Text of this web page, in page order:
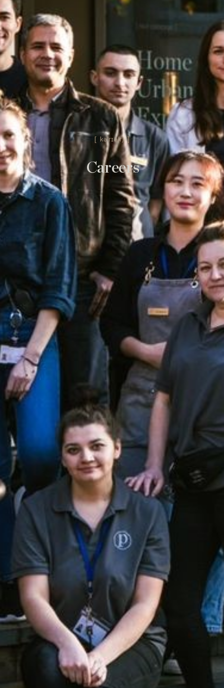
[ kə'rɪə(r) ]
Careers
尋找房間
[ 香港 ]
[ 倫敦 ]